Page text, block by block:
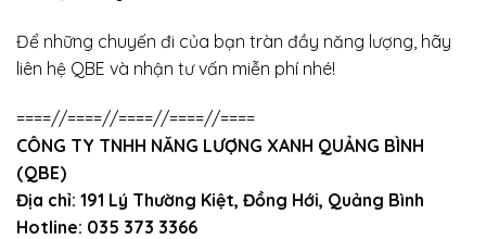
Để những chuyến đi của bạn tràn đầy năng lượng, hãy
liên hệ QBE và nhận tư vấn miễn phí nhé!
====//====//====//====//====
CÔNG TY TNHH NĂNG LƯỢNG XANH QUẢNG BÌNH
(QBE)
Địa chỉ: 191 Lý Thường Kiệt, Đồng Hới, Quảng Bình
Hotline: 035 373 3366